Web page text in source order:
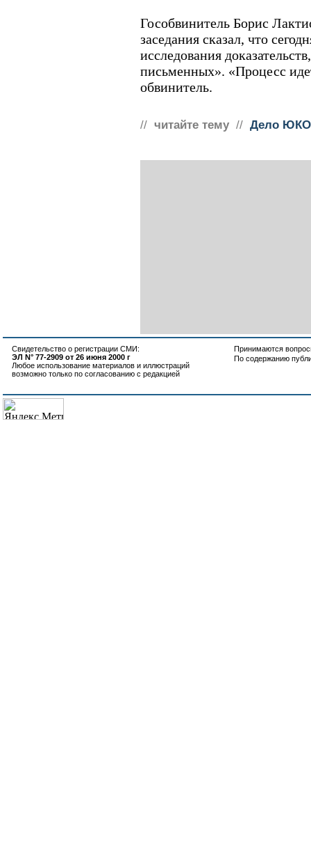
Гособвинитель Борис
заседания сказал, что
исследования
письменных». «Процесс
обвинитель.
// читайте тему // Дело
Свидетельство о регистрации СМИ:
ЭЛ N° 77-2909 от 26 июня 2000 г
Любое использование материалов и иллюстраций
возможно только по согласованию с редакцией
Принимаются
По содержанию